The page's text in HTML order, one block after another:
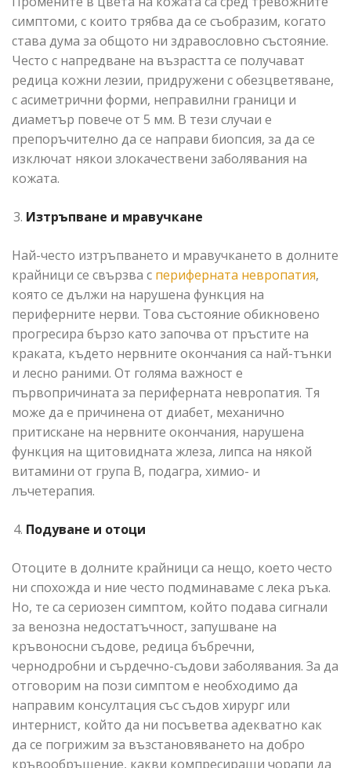
симптоми, с които трябва да се съобразим, когато
става дума за общото ни здравословно състояние.
Често с напредване на възрастта се получават
редица кожни лезии, придружени с обезцветяване,
с асиметрични форми, неправилни граници и
диаметър повече от 5 мм. В тези случаи е
препоръчително да се направи биопсия, за да се
изключат някои злокачествени заболявания на
кожата.
Изтръпване и мравучкане
Най-често изтръпването и мравучкането в долните
крайници се свързва с периферната невропатия,
която се дължи на нарушена функция на
периферните нерви. Това състояние обикновено
прогресира бързо като започва от пръстите на
краката, където нервните окончания са най-тънки
и лесно раними. От голяма важност е
първопричината за периферната невропатия. Тя
може да е причинена от диабет, механично
притискане на нервните окончания, нарушена
функция на щитовидната жлеза, липса на някой
витамини от група В, подагра, химио- и
лъчетерапия.
Подуване и отоци
Отоците в долните крайници са нещо, което често
ни спохожда и ние често подминаваме с лека ръка.
Но, те са сериозен симптом, който подава сигнали
за венозна недостатъчност, запушване на
кръвоносни съдове, редица бъбречни,
чернодробни и сърдечно-съдови заболявания. За да
отговорим на пози симптом е необходимо да
направим консултация със съдов хирург или
интернист, който да ни посъветва адекватно как
да се погрижим за възстановяването на добро
кръвообръщение, какви компресиращи чорапи да